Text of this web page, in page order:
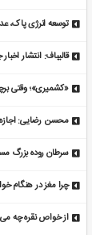
توسعه انرژی پاک،
قالیباف: انتشار
«کشمیری»؛ وقتی
محسن رضایی: اجازه
سرطان روده بزرگ
چرا مغز در هنگام
از خواص نقره چه می